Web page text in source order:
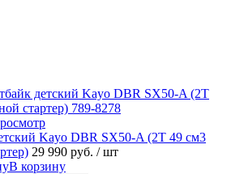
Kayo DBR SX50-A (2T 49 см3
29 990 руб. / шт
В корзину